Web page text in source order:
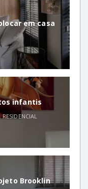
em casa
infantis
RESIDENCIAL
Brooklin